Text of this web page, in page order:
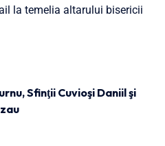
la temelia altarului bisericii
,Sfinţii Cuvioşi Daniil şi